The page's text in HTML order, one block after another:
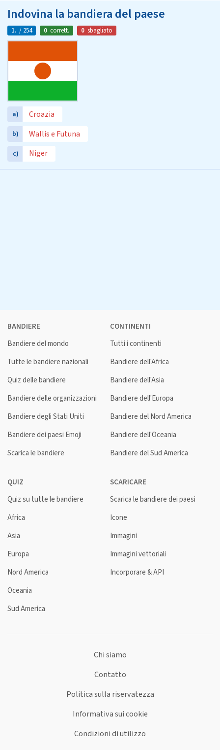
Indovina la bandiera del paese
1. / 254 0 corrett. 0 sbagliato
a) Croazia
b) Wallis e Futuna
c) Niger
BANDIERE
Bandiere del mondo
Tutte le bandiere nazionali
Quiz delle bandiere
Bandiere delle organizzazioni
Bandiere degli Stati Uniti
Bandiere dei paesi Emoji
Scarica le bandiere
CONTINENTI
Tutti i continenti
Bandiere dell'Africa
Bandiere dell'Asia
Bandiere dell'Europa
Bandiere del Nord America
Bandiere dell'Oceania
Bandiere del Sud America
QUIZ
Quiz su tutte le bandiere
Africa
Asia
Europa
Nord America
Oceania
Sud America
SCARICARE
Scarica le bandiere dei paesi
Icone
Immagini
Immagini vettoriali
Incorporare & API
Chi siamo
Contatto
Politica sulla riservatezza
Informativa sui cookie
Condizioni di utilizzo